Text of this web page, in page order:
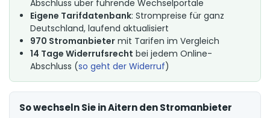
Abschluss über führende Wechselportale
Eigene Tarifdatenbank: Strompreise für ganz
Deutschland, laufend aktualisiert
970 Stromanbieter mit Tarifen im Vergleich
14 Tage Widerrufsrecht bei jedem Online-
Abschluss (so geht der Widerruf)
So wechseln Sie in Aitern den Stromanbieter